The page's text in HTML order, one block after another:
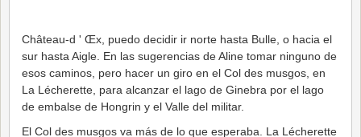
Château-d ' Œx, puedo decidir ir norte hasta Bulle, o hacia el
sur hasta Aigle. En las sugerencias de Aline tomar ninguno de
esos caminos, pero hacer un giro en el Col des musgos, en
La Lécherette, para alcanzar el lago de Ginebra por el lago
de embalse de Hongrin y el Valle del militar.
El Col des musgos va más de lo que esperaba. La Lécherette